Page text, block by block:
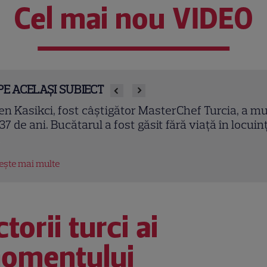
Cel mai nou VIDEO
ACELAȘI SUBIECT
cupluri revin la „Insula Iubirii – Reuniuni”. Ce se
când se întâlnesc din nou cu Radu Vâlcan
turci ai